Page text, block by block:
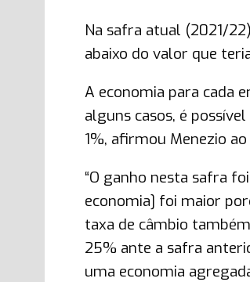
Na safra atual (2021/
abaixo do valor que
A economia para cada
alguns casos, é
1%, afirmou Menezio
“O ganho nesta safra
economia] foi maior
taxa de câmbio
25% ante a safra
uma economia